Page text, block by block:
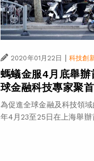
2020年01月22日 | 科技創
螞蟻金服4月底舉
球金融科技專家聚
為促進全球金融及科技領
年4月23至25日在上海舉